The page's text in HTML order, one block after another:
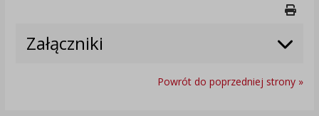
Załączniki
Powrót do poprzedniej strony »